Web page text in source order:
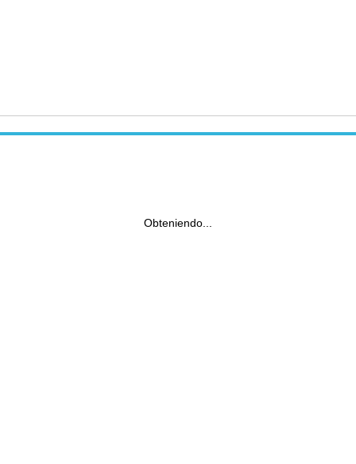
Obteniendo...